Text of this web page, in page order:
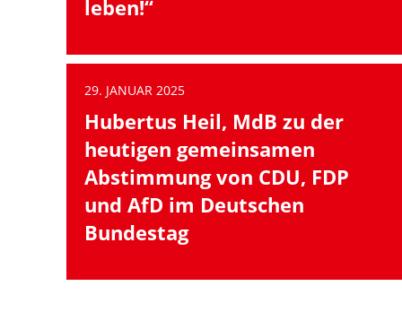
leben!“
29. JANUAR 2025
Hubertus Heil, MdB zu der
heutigen gemeinsamen
Abstimmung von CDU, FDP
und AfD im Deutschen
Bundestag